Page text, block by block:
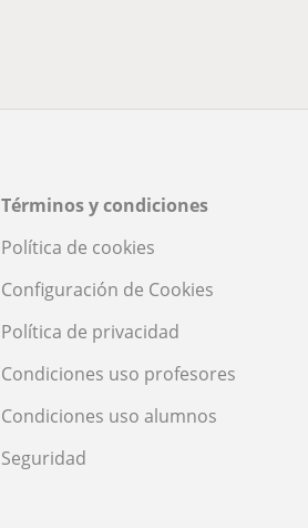
Términos y condiciones
Política de cookies
Configuración de Cookies
Política de privacidad
Condiciones uso profesores
Condiciones uso alumnos
Seguridad